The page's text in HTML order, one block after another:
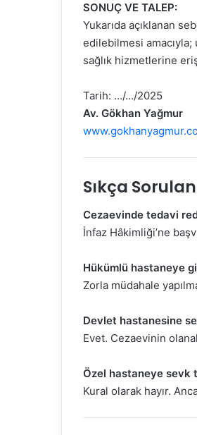
SONUÇ VE TALEP:
Yukarıda açıklanan
edilebilmesi
sağlık hizmetlerine
Tarih: …/…/2025
Av. Gökhan Yağmur
Sıkça
Cezaevinde tedavi
İnfaz Hâkimliği’ne
Hükümlü hastaneye
Zorla müdahale
Devlet hastanesine
Evet. Cezaevinin
Özel hastaneye sevk
Kural olarak hayır.